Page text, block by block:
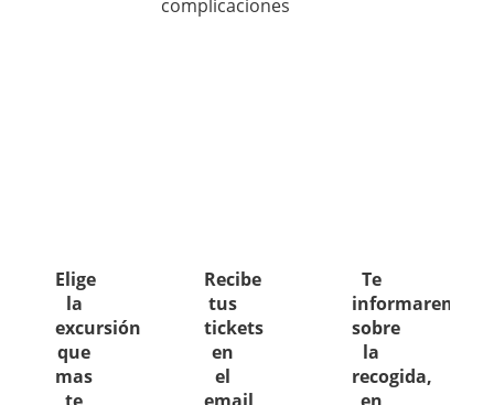
complicaciones
Elige
la
excursión
que
mas
Recibe
tus
tickets
en
el
Te
informaremos
sobre
la
recogida,